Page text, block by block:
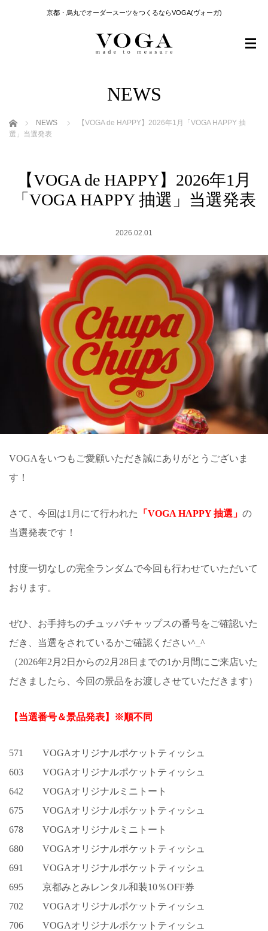
京都・烏丸でオーダースーツをつくるならVOGA(ヴォーガ)
NEWS
ホーム NEWS
【VOGA de HAPPY】2026年1月「VOGA HAPPY 抽
選」当選発表
【VOGA de HAPPY】2026年1月
「VOGA HAPPY 抽選」当選発表
2026.02.01
VOGAをいつもご愛顧いただき誠にありがとうございま
す！
さて、今回は1月にて行われた 「VOGA HAPPY 抽選」 の
当選発表です！
忖度一切なしの完全ランダムで今回も行わせていただいて
おります。
ぜひ、お手持ちのチュッパチャップスの番号をご確認いた
だき、当選をされているかご確認ください^_^
（2026年2月2日からの2月28日までの1か月間にご来店いた
だきましたら、今回の景品をお渡しさせていただきます）
【当選番号＆景品発表】 ※順不同
571 VOGAオリジナルポケットティッシュ
603 VOGAオリジナルポケットティッシュ
642 VOGAオリジナルミニトート
675 VOGAオリジナルポケットティッシュ
678 VOGAオリジナルミニトート
680 VOGAオリジナルポケットティッシュ
691 VOGAオリジナルポケットティッシュ
695 京都みとみレンタル和装10％OFF券
702 VOGAオリジナルポケットティッシュ
706 VOGAオリジナルポケットティッシュ